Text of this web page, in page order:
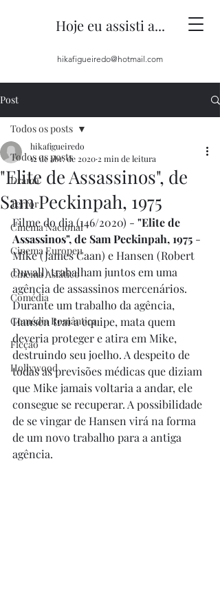
Hoje eu assisti a...
hikafigueiredo@hotmail.com
Post
Todos os posts
Drama
Terror
Cinema Nacional
Cinema Europeu
Cinema Asiático
Comédia
Comédia Romântica
Ficção
Hollywood
Todos os posts
"Elite de Assassinos", de
Sam Peckinpah, 1975
hikafigueiredo
12 de abr. de 2020 2 min de leitura
Filme do dia (146/2020) - "Elite de
Assassinos", de Sam Peckinpah, 1975 -
Mike (James Caan) e Hansen (Robert
Duvall) trabalham juntos em uma
agência de assassinos mercenários.
Durante um trabalho da agência,
Hansen trai a equipe, mata quem
deveria proteger e atira em Mike,
destruindo seu joelho. A despeito de
todas as previsões médicas que diziam
que Mike jamais voltaria a andar, ele
consegue se recuperar. A possibilidade
de se vingar de Hansen virá na forma
de um novo trabalho para a antiga
agência.